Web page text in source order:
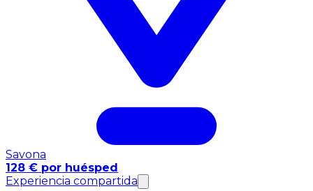
Savona
128 € por huésped
Experiencia compartida